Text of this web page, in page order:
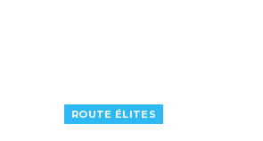
ROUTE ÉLITES